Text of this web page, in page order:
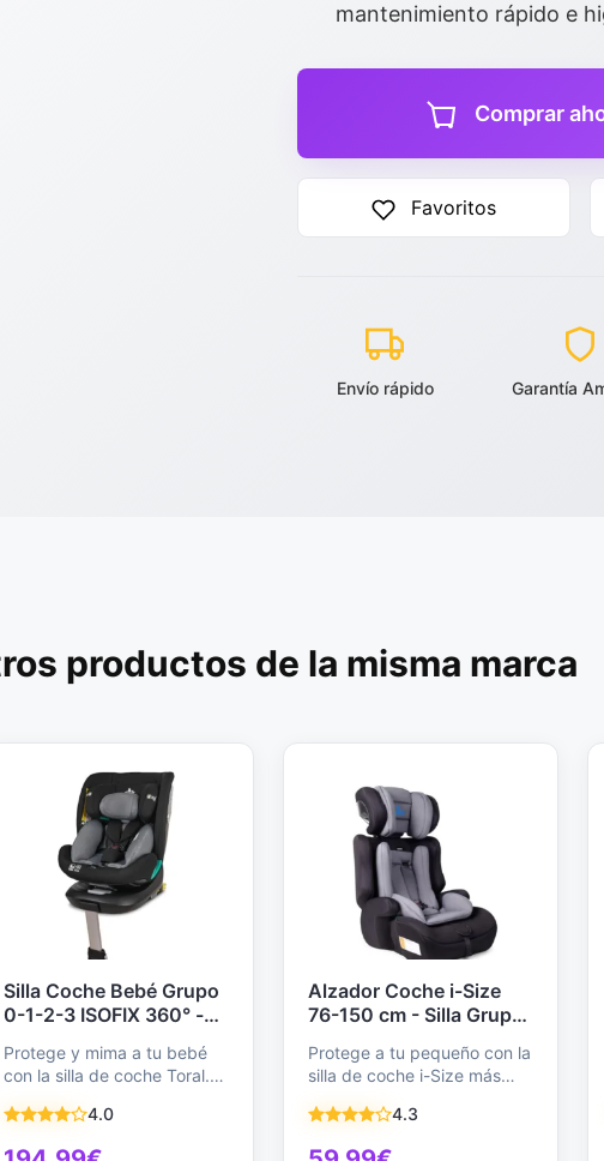
mantenimiento rápido e
Comprar
Favoritos
Envío rápido Garantía
productos de la misma marca
Silla Coche Bebé Grupo
0-1-2-3 ISOFIX 360° -
12 Años (40-150 cm),
Pata de Apoyo,
Normativa R129,
Protege y mima a tu bebé
con la silla de coche Toral.
4.0
Alzador Coche i-Size
76-150 cm - Silla Grupo
Seguridad y Confort en
Gris
Protege a tu pequeño con la
silla de coche i-Size más
Diseñada…4.3